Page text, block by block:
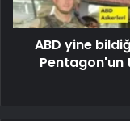
ABD yine
Pentagon'un